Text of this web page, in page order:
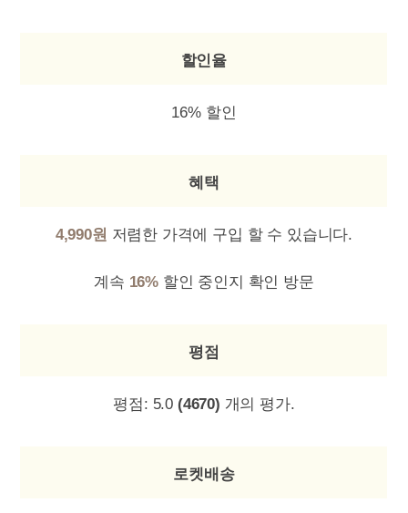
할인율
16% 할인
혜택
4,990원 저렴한 가격에 구입 할 수 있습니다.
계속 16% 할인 중인지 확인 방문
평점
평점: 5.0 (4670) 개의 평가.
로켓배송